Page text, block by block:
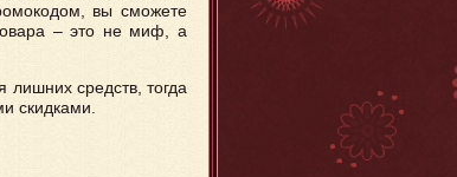
вы сможете
– это не миф, а
средств, тогда
скидками.